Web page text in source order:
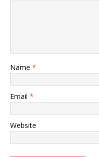
Name *
Email *
Website